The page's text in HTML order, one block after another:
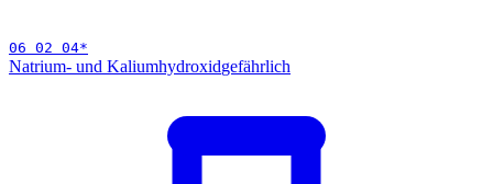
06 02 04*
Natrium- und Kaliumhydroxidgefährlich